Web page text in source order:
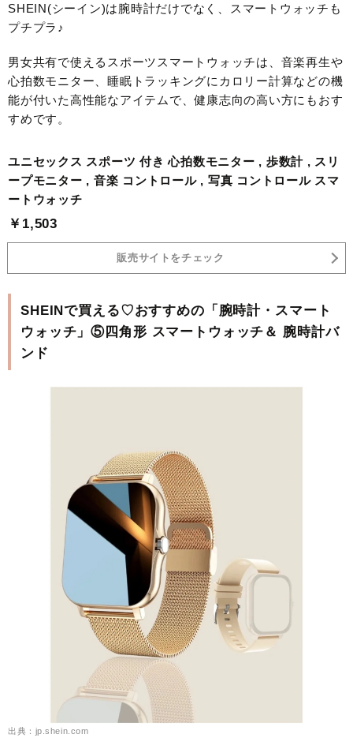
SHEIN(シーイン)は腕時計だけでなく、スマートウォッチも
プチプラ♪
男女共有で使えるスポーツスマートウォッチは、音楽再生や
心拍数モニター、睡眠トラッキングにカロリー計算などの機
能が付いた高性能なアイテムで、健康志向の高い方にもおす
すめです。
ユニセックス スポーツ 付き 心拍数モニター , 歩数計 , スリ
ープモニター , 音楽 コントロール , 写真 コントロール スマ
ートウォッチ
￥1,503
販売サイトをチェック
SHEINで買える♡おすすめの「腕時計・スマート
ウォッチ」⑤四角形 スマートウォッチ＆ 腕時計バ
ンド
出典：jp.shein.com